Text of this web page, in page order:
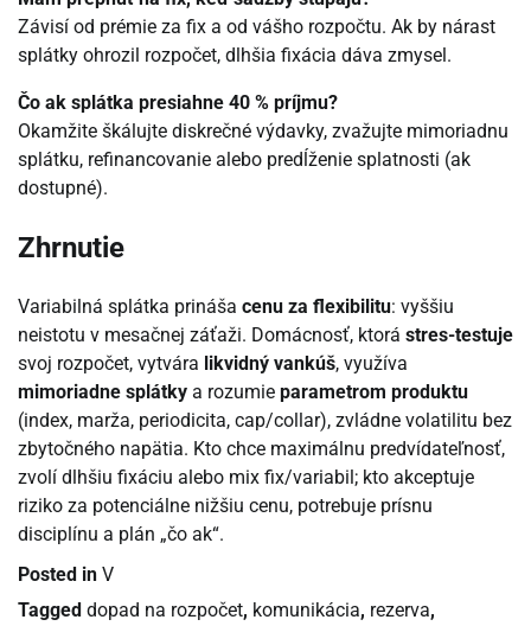
Závisí od prémie za fix a od vášho rozpočtu. Ak by nárast
splátky ohrozil rozpočet, dlhšia fixácia dáva zmysel.
Čo ak splátka presiahne 40 % príjmu?
Okamžite škálujte diskrečné výdavky, zvažujte mimoriadnu
splátku, refinancovanie alebo predĺženie splatnosti (ak
dostupné).
Zhrnutie
Variabilná splátka prináša cenu za flexibilitu: vyššiu
neistotu v mesačnej záťaži. Domácnosť, ktorá stres-testuje
svoj rozpočet, vytvára likvidný vankúš, využíva
mimoriadne splátky a rozumie parametrom produktu
(index, marža, periodicita, cap/collar), zvládne volatilitu bez
zbytočného napätia. Kto chce maximálnu predvídateľnosť,
zvolí dlhšiu fixáciu alebo mix fix/variabil; kto akceptuje
riziko za potenciálne nižšiu cenu, potrebuje prísnu
disciplínu a plán „čo ak“.
Posted in V
Tagged dopad na rozpočet, komunikácia, rezerva,